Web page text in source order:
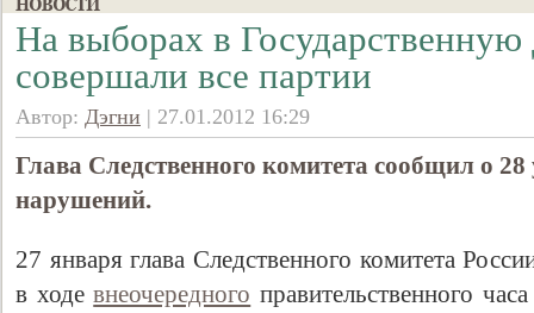
На выборах в
совершали все партии
Автор: Дэгни | 27.01.2012 16:29
Глава Следственного комитета сообщил о
нарушений.
27 января глава Следственного комитета
в ходевнеочередного правительственного